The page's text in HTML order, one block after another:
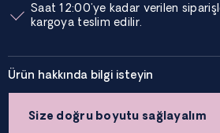
Saat 12:00'ye kadar verilen
kargoya teslim edilir.
Ürün hakkında bilgi isteyin
Size doğru boyutu sağlayalım